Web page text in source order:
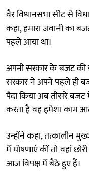
वैर विधानसभा सीट से
कहा, हमारा जवानी का
पहले आया था।
अपनी सरकार के बजट की
सरकार ने अपने पहले ही
पैदा किया अब तीसरे बजट
करता है वह हमेशा काम
उन्होंने कहा, तत्कालीन
में घोषणाएं कीं तो वहां
आज विपक्ष में बैठे हुए हैं।